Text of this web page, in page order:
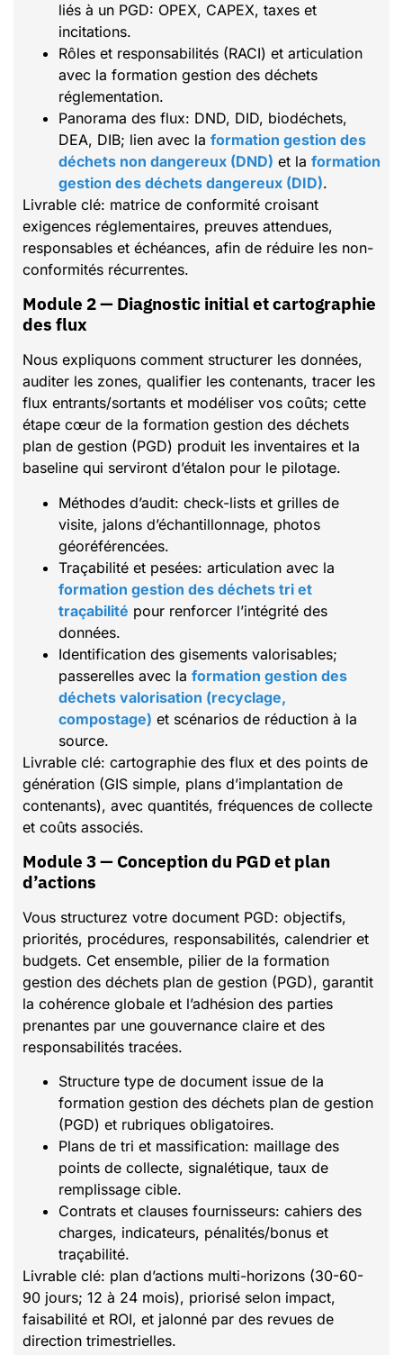
liés à un PGD: OPEX, CAPEX, taxes et
incitations.
Rôles et responsabilités (RACI) et articulation
avec la formation gestion des déchets
réglementation.
Panorama des flux: DND, DID, biodéchets,
DEA, DIB; lien avec la formation gestion des
déchets non dangereux (DND) et la formation
gestion des déchets dangereux (DID).
Livrable clé: matrice de conformité croisant
exigences réglementaires, preuves attendues,
responsables et échéances, afin de réduire les non-
conformités récurrentes.
Module 2 — Diagnostic initial et cartographie
des flux
Nous expliquons comment structurer les données,
auditer les zones, qualifier les contenants, tracer les
flux entrants/sortants et modéliser vos coûts; cette
étape cœur de la formation gestion des déchets
plan de gestion (PGD) produit les inventaires et la
baseline qui serviront d’étalon pour le pilotage.
Méthodes d’audit: check-lists et grilles de
visite, jalons d’échantillonnage, photos
géoréférencées.
Traçabilité et pesées: articulation avec la
formation gestion des déchets tri et
traçabilité pour renforcer l’intégrité des
données.
Identification des gisements valorisables;
passerelles avec la formation gestion des
déchets valorisation (recyclage,
compostage) et scénarios de réduction à la
source.
Livrable clé: cartographie des flux et des points de
génération (GIS simple, plans d’implantation de
contenants), avec quantités, fréquences de collecte
et coûts associés.
Module 3 — Conception du PGD et plan
d’actions
Vous structurez votre document PGD: objectifs,
priorités, procédures, responsabilités, calendrier et
budgets. Cet ensemble, pilier de la formation
gestion des déchets plan de gestion (PGD), garantit
la cohérence globale et l’adhésion des parties
prenantes par une gouvernance claire et des
responsabilités tracées.
Structure type de document issue de la
formation gestion des déchets plan de gestion
(PGD) et rubriques obligatoires.
Plans de tri et massification: maillage des
points de collecte, signalétique, taux de
remplissage cible.
Contrats et clauses fournisseurs: cahiers des
charges, indicateurs, pénalités/bonus et
traçabilité.
Livrable clé: plan d’actions multi-horizons (30-60-
90 jours; 12 à 24 mois), priorisé selon impact,
faisabilité et ROI, et jalonné par des revues de
direction trimestrielles.